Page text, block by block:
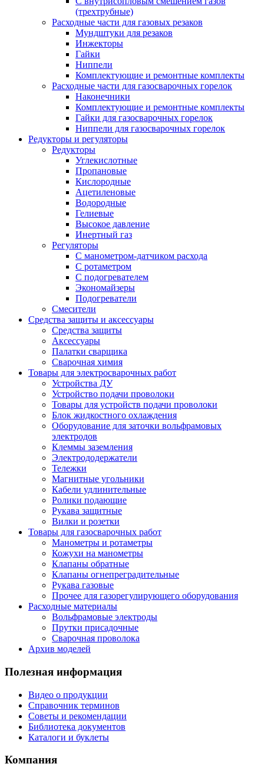
(трехтрубные)
Расходные части для газовых резаков
Мундштуки для резаков
Инжекторы
Гайки
Ниппели
Комплектующие и ремонтные комплекты
Расходные части для газосварочных горелок
Наконечники
Комплектующие и ремонтные комплекты
Гайки для газосварочных горелок
Ниппели для газосварочных горелок
Редукторы и регуляторы
Редукторы
Углекислотные
Пропановые
Кислородные
Ацетиленовые
Водородные
Гелиевые
Высокое давление
Инертный газ
Регуляторы
С манометром-датчиком расхода
С ротаметром
С подогревателем
Экономайзеры
Подогреватели
Смесители
Средства защиты и аксессуары
Средства защиты
Аксессуары
Палатки сварщика
Сварочная химия
Товары для электросварочных работ
Устройства ДУ
Устройство подачи проволоки
Товары для устройств подачи проволоки
Блок жидкостного охлаждения
Оборудование для заточки вольфрамовых
электродов
Клеммы заземления
Электрододержатели
Тележки
Магнитные угольники
Кабели удлинительные
Ролики подающие
Рукава защитные
Вилки и розетки
Товары для газосварочных работ
Манометры и ротаметры
Кожухи на манометры
Клапаны обратные
Клапаны огнепреградительные
Рукава газовые
Прочее для газорегулирующего оборудования
Расходные материалы
Вольфрамовые электроды
Прутки присадочные
Сварочная проволока
Архив моделей
Полезная информация
Видео о продукции
Справочник терминов
Советы и рекомендации
Библиотека документов
Каталоги и буклеты
Компания